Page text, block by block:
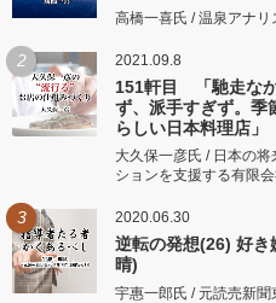
高橋一喜氏 / 温泉アナリ
2 2021.09.8
151軒目 「馳走な
ず、派手すぎず。季
らしい日本料理店」
大久保一彦氏 / 日本の
ションを支援する有限
3 2020.06.30
逆転の発想(26) 好き
晴)
宇惠一郎氏 / 元読売新